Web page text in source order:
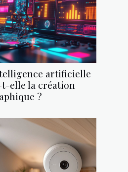
artificielle
elle la création
?